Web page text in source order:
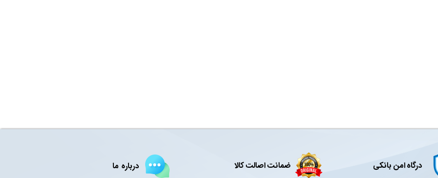
درگاه امن بانکی درباره ما ضمانت اصالت کالا